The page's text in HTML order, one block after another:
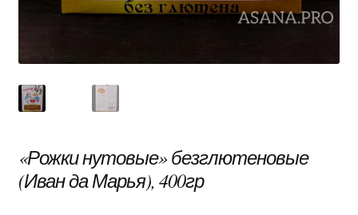
«Рожки нутовые» безглютеновые
(Иван да Марья), 400гр